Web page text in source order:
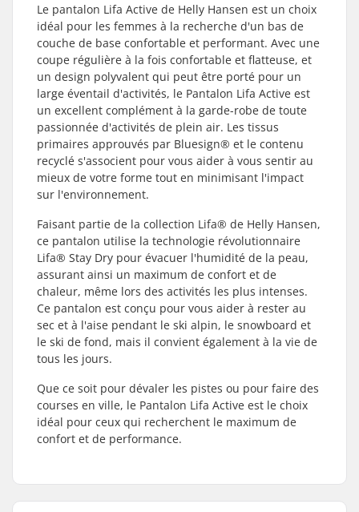
Le pantalon Lifa Active de Helly Hansen est un choix
idéal pour les femmes à la recherche d'un bas de
couche de base confortable et performant. Avec une
coupe régulière à la fois confortable et flatteuse, et
un design polyvalent qui peut être porté pour un
large éventail d'activités, le Pantalon Lifa Active est
un excellent complément à la garde-robe de toute
passionnée d'activités de plein air. Les tissus
primaires approuvés par Bluesign® et le contenu
recyclé s'associent pour vous aider à vous sentir au
mieux de votre forme tout en minimisant l'impact
sur l'environnement.
Faisant partie de la collection Lifa® de Helly Hansen,
ce pantalon utilise la technologie révolutionnaire
Lifa® Stay Dry pour évacuer l'humidité de la peau,
assurant ainsi un maximum de confort et de
chaleur, même lors des activités les plus intenses.
Ce pantalon est conçu pour vous aider à rester au
sec et à l'aise pendant le ski alpin, le snowboard et
le ski de fond, mais il convient également à la vie de
tous les jours.
Que ce soit pour dévaler les pistes ou pour faire des
courses en ville, le Pantalon Lifa Active est le choix
idéal pour ceux qui recherchent le maximum de
confort et de performance.